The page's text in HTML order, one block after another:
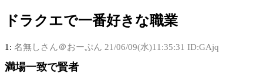
ドラクエで一番好きな職業
1: 名無しさん＠おーぷん 21/06/09(水)11:35:31 ID:GAjq
満場一致で賢者